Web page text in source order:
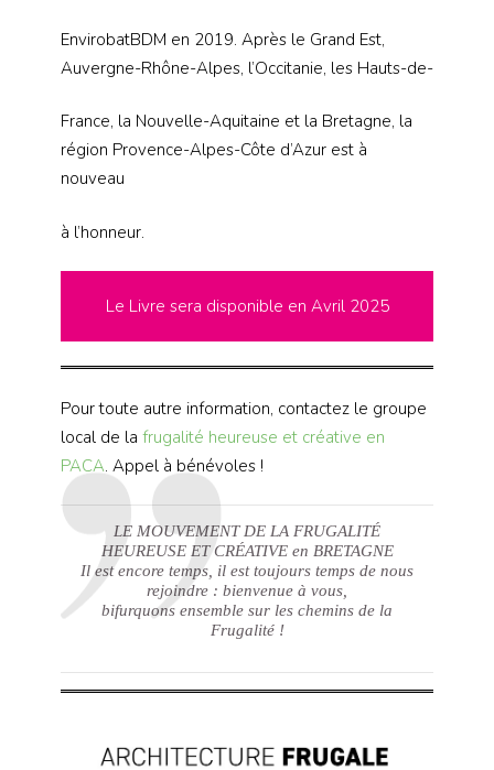
EnvirobatBDM en 2019. Après le Grand Est,
Auvergne-Rhône-Alpes, l’Occitanie, les Hauts-de-
France, la Nouvelle-Aquitaine et la Bretagne, la
région Provence-Alpes-Côte d’Azur est à
nouveau
à l’honneur.
Le Livre sera disponible en Avril 2025
Pour toute autre information, contactez le groupe
local de la frugalité heureuse et créative en
PACA. Appel à bénévoles !
LE MOUVEMENT DE LA FRUGALITÉ
HEUREUSE ET CRÉATIVE en BRETAGNE
Il est encore temps, il est toujours temps de nous
rejoindre : bienvenue à vous,
bifurquons ensemble sur les chemins de la
Frugalité !